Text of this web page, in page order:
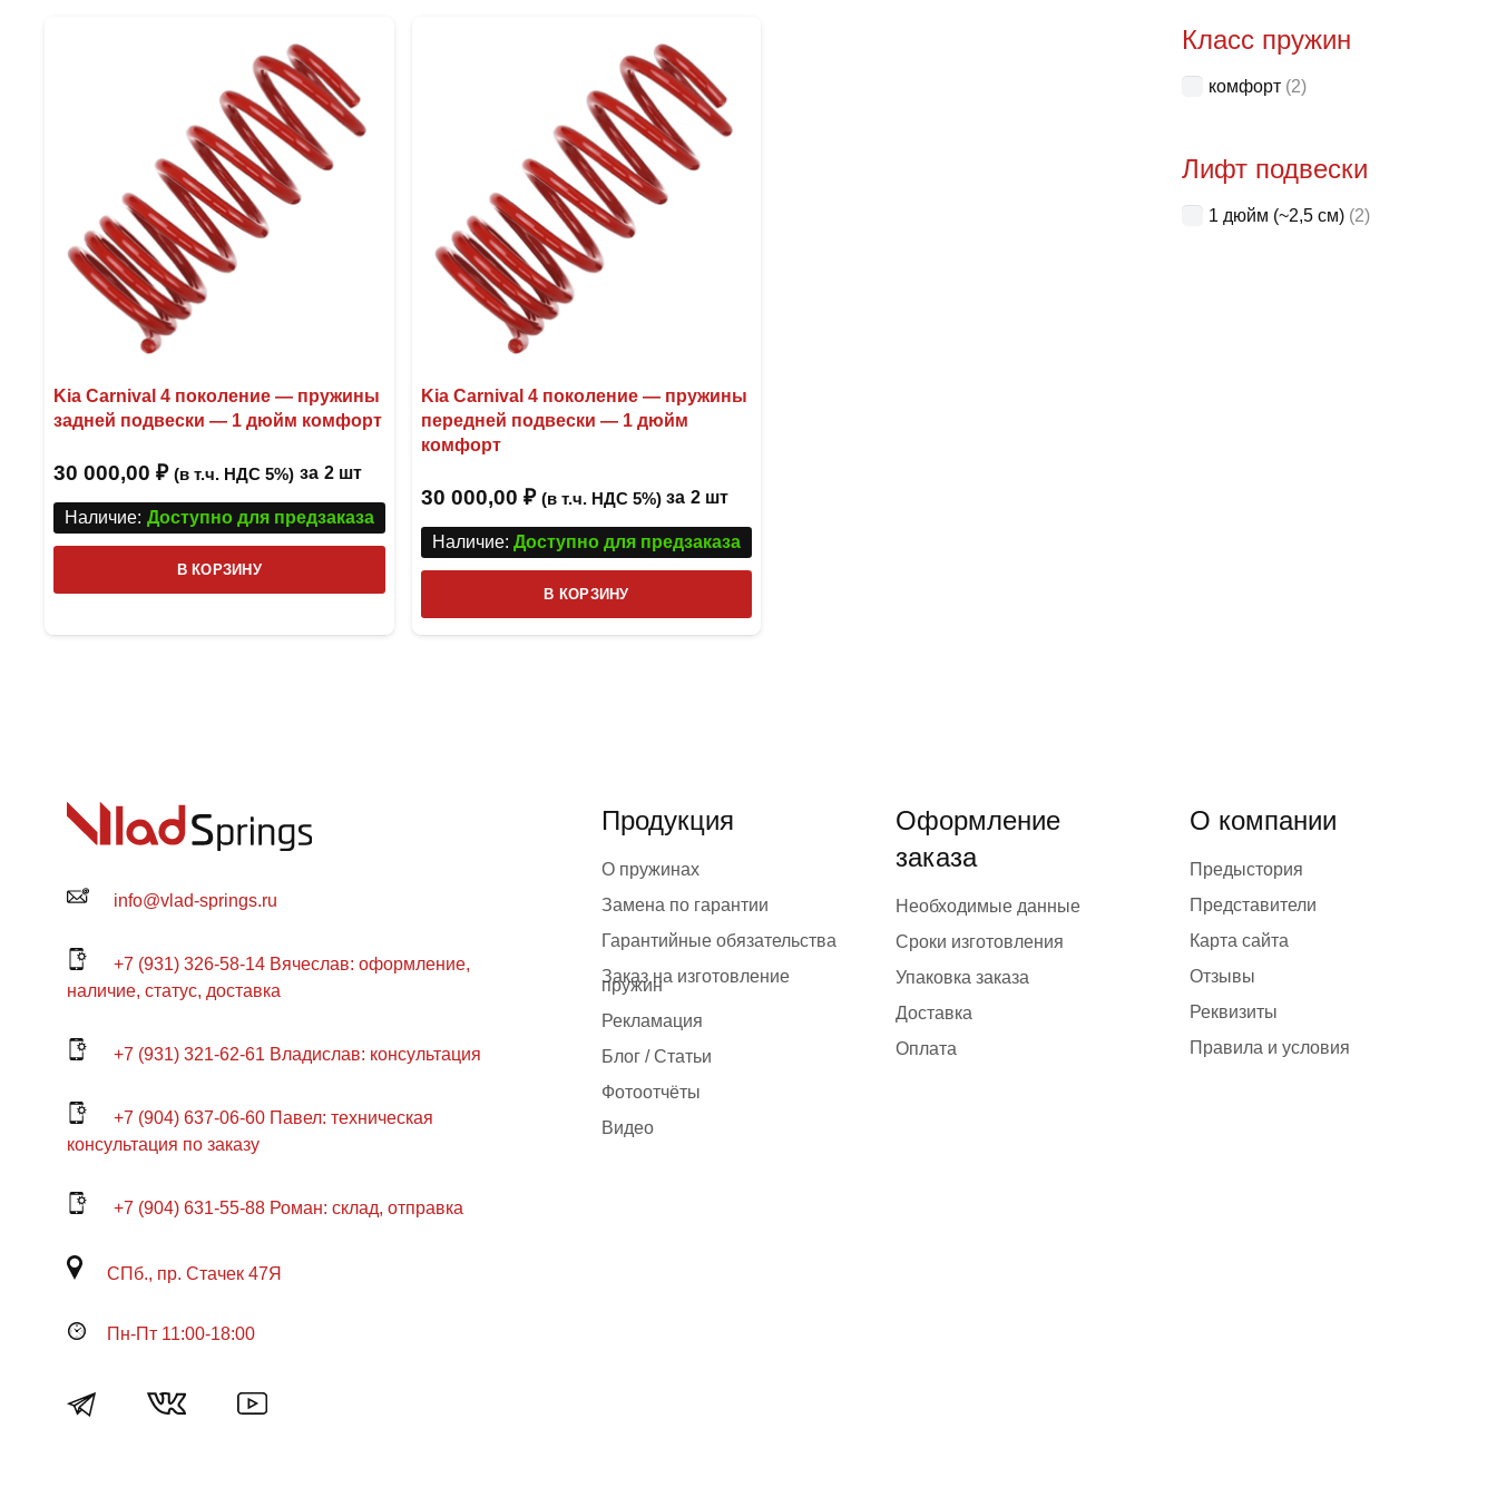
Kia Carnival 4 поколение — пружины
задней подвески — 1 дюйм комфорт
30 000,00 ₽ (в т.ч. НДС 5%) за 2 шт
Наличие: Доступно для предзаказа
В КОРЗИНУ
Kia Carnival 4 поколение — пружины
передней подвески — 1 дюйм
комфорт
30 000,00 ₽ (в т.ч. НДС 5%) за 2 шт
Наличие: Доступно для предзаказа
В КОРЗИНУ
Класс пружин
комфорт (2)
Лифт подвески
1 дюйм (~2,5 см) (2)
info@vlad-springs.ru
+7 (931) 326-58-14 Вячеслав: оформление,
наличие, статус, доставка
+7 (931) 321-62-61 Владислав: консультация
+7 (904) 637-06-60 Павел: техническая
консультация по заказу
+7 (904) 631-55-88 Роман: склад, отправка
СПб., пр. Стачек 47Я
Пн-Пт 11:00-18:00
Продукция
О пружинах
Замена по гарантии
Гарантийные обязательства
Заказ на изготовление
пружин
Рекламация
Блог / Статьи
Фотоотчёты
Видео
Оформление
заказа
Необходимые данные
Сроки изготовления
Упаковка заказа
Доставка
Оплата
О компании
Предыстория
Представители
Карта сайта
Отзывы
Реквизиты
Правила и условия